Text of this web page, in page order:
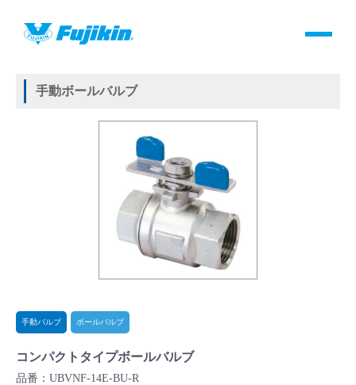
製品情報
バルブ・継手・システムを探す
製品カタログダウンロード
よくあるご質問(FAQ)・用語集
Cv値・流量計算ツール
HOME 製品情報
手動ボールバルブ
手動バルブ ボールバルブ
コンパクトタイプボールバルブ
品番：UBVNF-14E-BU-R